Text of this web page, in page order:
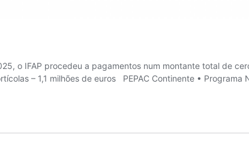
o IFAP procedeu a pagamentos num montante total de
– 1,1 milhões de euros PEPAC Continente •